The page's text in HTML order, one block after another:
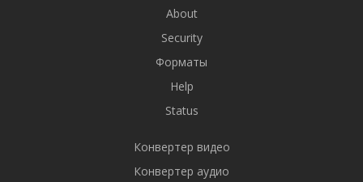
About
Security
Форматы
Help
Status
Конвертер видео
Конвертер аудио